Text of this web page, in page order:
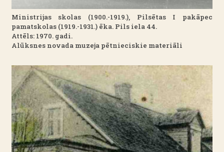
Ministrijas skolas (1900.-1919.), Pilsētas I pakāpec
pamatskolas (1919.-1931.) ēka. Pils iela 44.
Attēls: 1970. gadi.
Alūksnes novada muzeja pētnieciskie materiāli